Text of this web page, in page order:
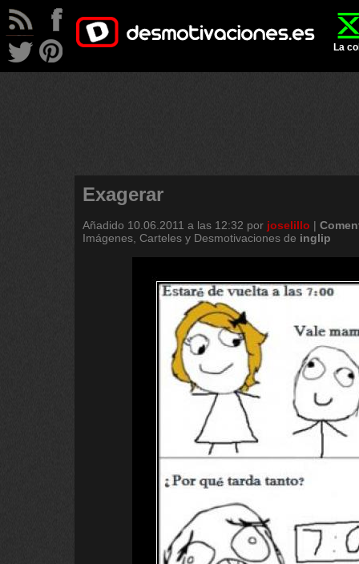
La
Exagerar
Añadido 10.06.2011 a las 12:32 por joselillo |
Imágenes, Carteles y Desmotivaciones de inglip